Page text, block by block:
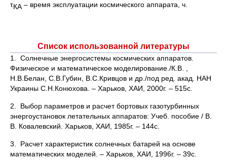
τКА – время эксплуатации космического аппарата, ч.
Список использованной литературы
1. Солнечные энергосистемы космических аппаратов.
Физическое и математическое моделирование./К.В. ,
Н.В.Белан, С.В.Губин, В.С.Кривцов и др./под ред. акад. НАН
Украины С.Н.Конюхова. – Харьков, ХАИ, 2000г. – 515с.
2. Выбор параметров и расчет бортовых газотурбинных
энергоустановок летательных аппаратов: Учеб. пособие / В.
В. Ковалевский. Харьков, ХАИ, 1985г. – 144с.
3. Расчет характеристик солнечных батарей на основе
математических моделей. – Харьков, ХАИ, 1996г. – 39с.